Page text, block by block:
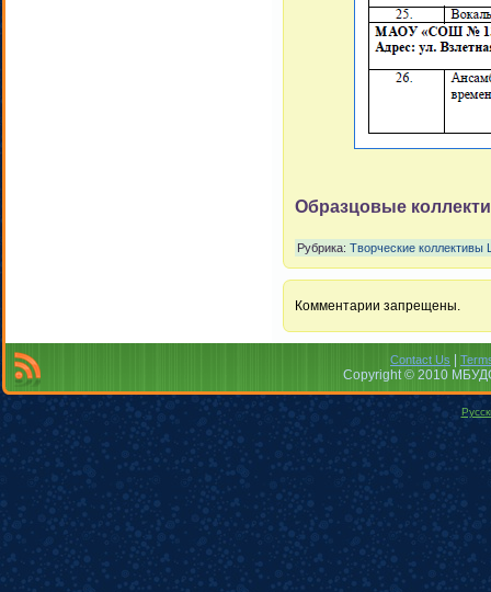
Образцовые
Рубрика: Творческие коллективы
Комментарии запрещены.
Contact Us
Copyright © 2010